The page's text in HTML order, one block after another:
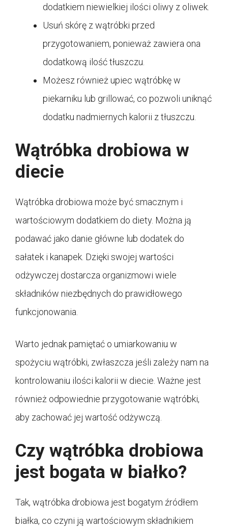
dodatkiem niewielkiej ilości oliwy z oliwek.
Usuń skórę z wątróbki przed
przygotowaniem, ponieważ zawiera ona
dodatkową ilość tłuszczu.
Możesz również upiec wątróbkę w
piekarniku lub grillować, co pozwoli uniknąć
dodatku nadmiernych kalorii z tłuszczu.
Wątróbka drobiowa w
diecie
Wątróbka drobiowa może być smacznym i
wartościowym dodatkiem do diety. Można ją
podawać jako danie główne lub dodatek do
sałatek i kanapek. Dzięki swojej wartości
odżywczej dostarcza organizmowi wiele
składników niezbędnych do prawidłowego
funkcjonowania.
Warto jednak pamiętać o umiarkowaniu w
spożyciu wątróbki, zwłaszcza jeśli zależy nam na
kontrolowaniu ilości kalorii w diecie. Ważne jest
również odpowiednie przygotowanie wątróbki,
aby zachować jej wartość odżywczą.
Czy wątróbka drobiowa
jest bogata w białko?
Tak, wątróbka drobiowa jest bogatym źródłem
białka, co czyni ją wartościowym składnikiem